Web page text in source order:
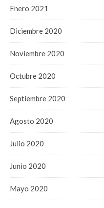
Enero 2021
Diciembre 2020
Noviembre 2020
Octubre 2020
Septiembre 2020
Agosto 2020
Julio 2020
Junio 2020
Mayo 2020